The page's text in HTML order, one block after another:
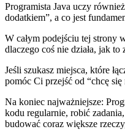
Programista Java uczy
dodatkiem”, a co jest
W całym podejściu tej strony
dlaczego coś nie działa, jak
Jeśli szukasz miejsca, które
pomóc Ci przejść od “chcę
Na koniec najważniejsze:
kodu regularnie, robić
budować coraz większe